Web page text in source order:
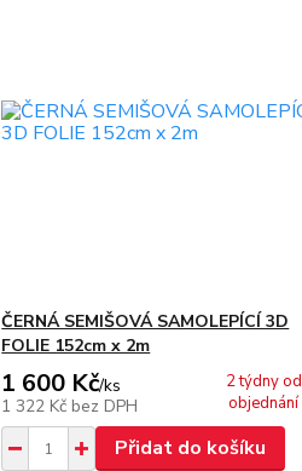
ČERNÁ SEMIŠOVÁ SAMOLEPÍCÍ 3D
FOLIE 152cm x 2m
1 600 Kč/ks
1 322 Kč bez DPH
2 týdny od
objednání
Přidat do košíku